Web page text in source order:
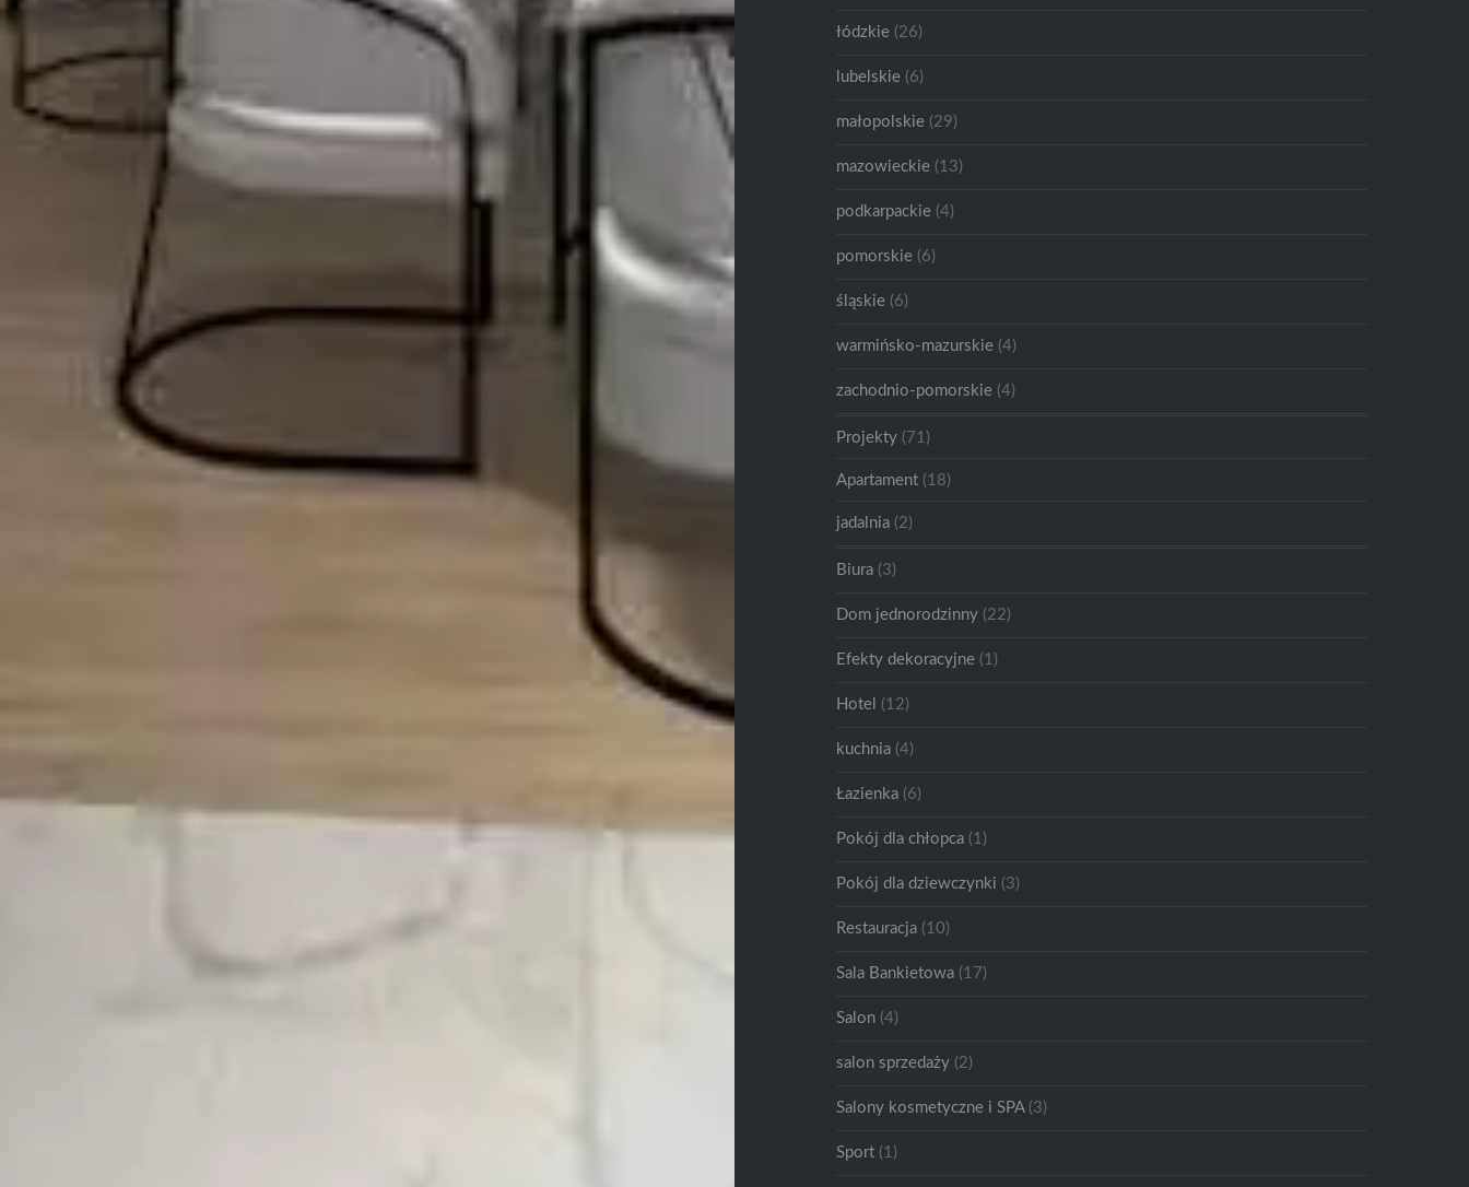
łódzkie (26)
lubelskie (6)
małopolskie (29)
mazowieckie (13)
podkarpackie (4)
pomorskie (6)
śląskie (6)
warmińsko-mazurskie (4)
zachodnio-pomorskie (4)
Projekty (71)
Apartament (18)
jadalnia (2)
Biura (3)
Dom jednorodzinny (22)
Efekty dekoracyjne (1)
Hotel (12)
kuchnia (4)
Łazienka (6)
Pokój dla chłopca (1)
Pokój dla dziewczynki (3)
Restauracja (10)
Sala Bankietowa (17)
Salon (4)
salon sprzedaży (2)
Salony kosmetyczne i SPA(3)
Sport (1)